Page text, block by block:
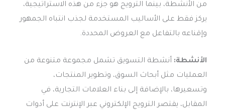
من الأنشطة، بينما الترويج هو جزء من هذه الاستراتيجية،
يركز فقط على الأساليب المستخدمة لجذب انتباه الجمهور
وإقناعه بالتفاعل مع العروض المحددة.
الأنشطة: أنشطة التسويق تشمل مجموعة متنوعة من
العمليات مثل أبحاث السوق، وتطوير المنتجات،
وتسعيرها، بالإضافة إلى بناء العلامات التجارية، في
المقابل، يقتصر الترويج الإلكتروني عبر الإنترنت على أدوات